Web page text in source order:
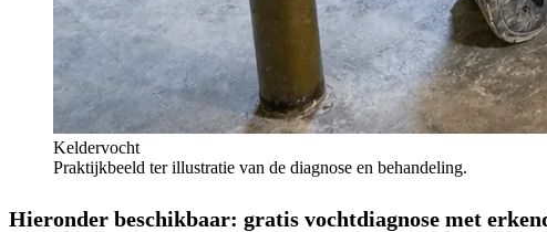
Keldervocht
Praktijkbeeld ter illustratie van de diagnose en behandeling.
Hieronder beschikbaar: gratis vochtdiagnose met